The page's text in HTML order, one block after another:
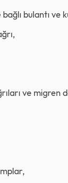
bulantı ve
ve migren